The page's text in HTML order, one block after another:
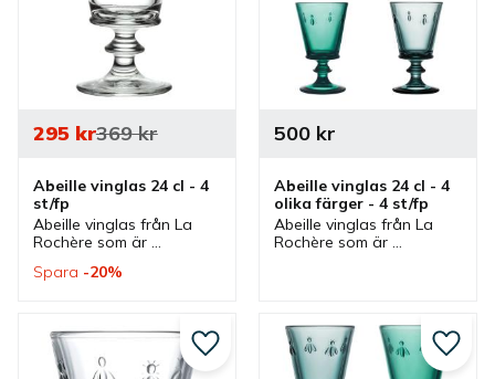
Abeille vinglas 24 cl - 4
st/fp
Abeille vinglas från La
Rochère som är
napoleonbin. Glas passar
intressant som
vardagsglas.
295kr369kr
Spara 20%
Abeille vinglas 24 cl - 4
olika färger - 4 st/fp
Abeille vinglas från La
Rochère som är
vitt och roséviner.
500kr
Lägg till i favoriter Lägg